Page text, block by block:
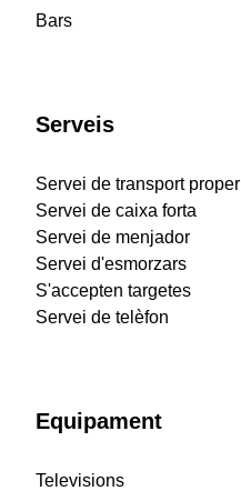
Bars
Serveis
Servei de transport proper
Servei de caixa forta
Servei de menjador
Servei d'esmorzars
S'accepten targetes
Servei de telèfon
Equipament
Televisions